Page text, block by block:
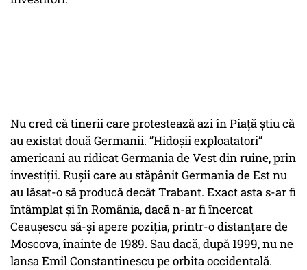
Nu cred că tinerii care protestează azi în Piață știu că
au existat două Germanii. ”Hidoșii exploatatori”
americani au ridicat Germania de Vest din ruine, prin
investiții. Rușii care au stăpânit Germania de Est nu
au lăsat-o să producă decât Trabant. Exact asta s-ar fi
întâmplat și în România, dacă n-ar fi încercat
Ceaușescu să-și apere poziția, printr-o distanțare de
Moscova, înainte de 1989. Sau dacă, după 1999, nu ne
lansa Emil Constantinescu pe orbita occidentală.